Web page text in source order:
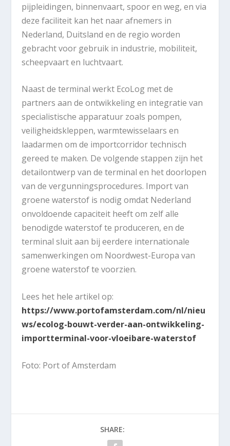
pijpleidingen, binnenvaart, spoor en weg, en via
deze faciliteit kan het naar afnemers in
Nederland, Duitsland en de regio worden
gebracht voor gebruik in industrie, mobiliteit,
scheepvaart en luchtvaart.
Naast de terminal werkt EcoLog met de
partners aan de ontwikkeling en integratie van
specialistische apparatuur zoals pompen,
veiligheidskleppen, warmtewisselaars en
laadarmen om de importcorridor technisch
gereed te maken. De volgende stappen zijn het
detailontwerp van de terminal en het doorlopen
van de vergunningsprocedures. Import van
groene waterstof is nodig omdat Nederland
onvoldoende capaciteit heeft om zelf alle
benodigde waterstof te produceren, en de
terminal sluit aan bij eerdere internationale
samenwerkingen om Noordwest-Europa van
groene waterstof te voorzien.
Lees het hele artikel op:
https://www.portofamsterdam.com/nl/nieu
ws/ecolog-bouwt-verder-aan-ontwikkeling-
importterminal-voor-vloeibare-waterstof
Foto: Port of Amsterdam
SHARE: